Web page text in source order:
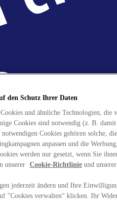
den Schutz Ihrer Daten
und ähnliche Technologien,
Cookies sind notwendig (z. B.
Cookies gehören solche,
anpassen und die
werden nur gesetzt, wenn Sie
unserer Cookie-Richtlinie und unserer
jederzeit ändern und Ihre
"Cookies verwalten“ klicken. Ihr